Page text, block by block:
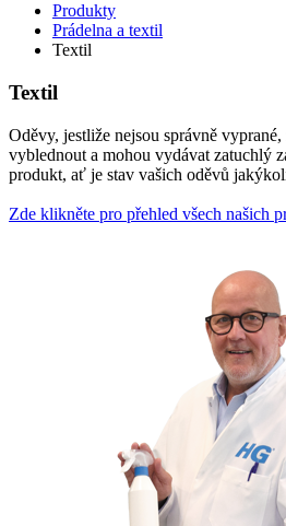
Produkty
Prádelna a textil
Textil
Textil
Oděvy, jestliže nejsou správně
vyblednout a mohou vydávat zatuchlý
produkt, ať je stav vašich oděvů
Zde klikněte pro přehled všech našich